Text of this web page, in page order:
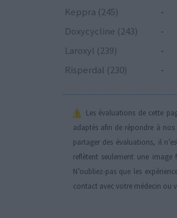
Keppra (245)
-
Doxycycline (243)
-
Laroxyl (239)
-
Risperdal (230)
-
Les évaluations de cette
adaptés afin de répondre à
partager des évaluations, il
reflètent seulement une
N’oubliez-pas que les
contact avec votre médecin ou